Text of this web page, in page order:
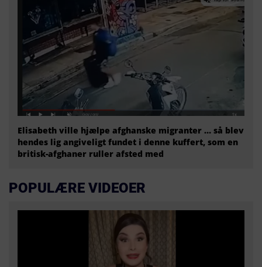
Elisabeth ville hjælpe afghanske migranter … så blev
hendes lig angiveligt fundet i denne kuffert, som en
britisk-afghaner ruller afsted med
POPULÆRE VIDEOER